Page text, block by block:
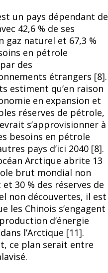
un pays dépendant de
42,6 % de ses
gaz naturel et 67,3 %
en pétrole
des
étrangers [8].
estiment qu’en raison
en expansion et
réserves de pétrole,
s’approvisionner à
besoins en pétrole
pays d’ici 2040 [8].
Arctique abrite 13
brut mondial non
30 % des réserves de
non découvertes, il est
les Chinois s’engagent
d’énergie
l’Arctique [11].
ce plan serait entre